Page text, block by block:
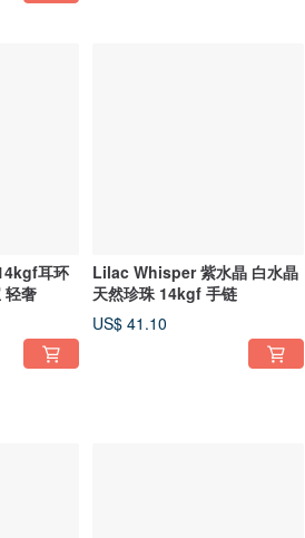
耳环
轻奢
Lilac Whisper 紫水晶 白水晶
天然珍珠 14kgf 手链
US$ 41.10